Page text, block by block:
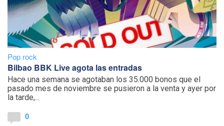
Pop rock
Bilbao BBK Live agota las entradas
Hace una semana se agotaban los 35.000 bonos que el
pasado mes de noviembre se pusieron a la venta y ayer por
la tarde,...
0